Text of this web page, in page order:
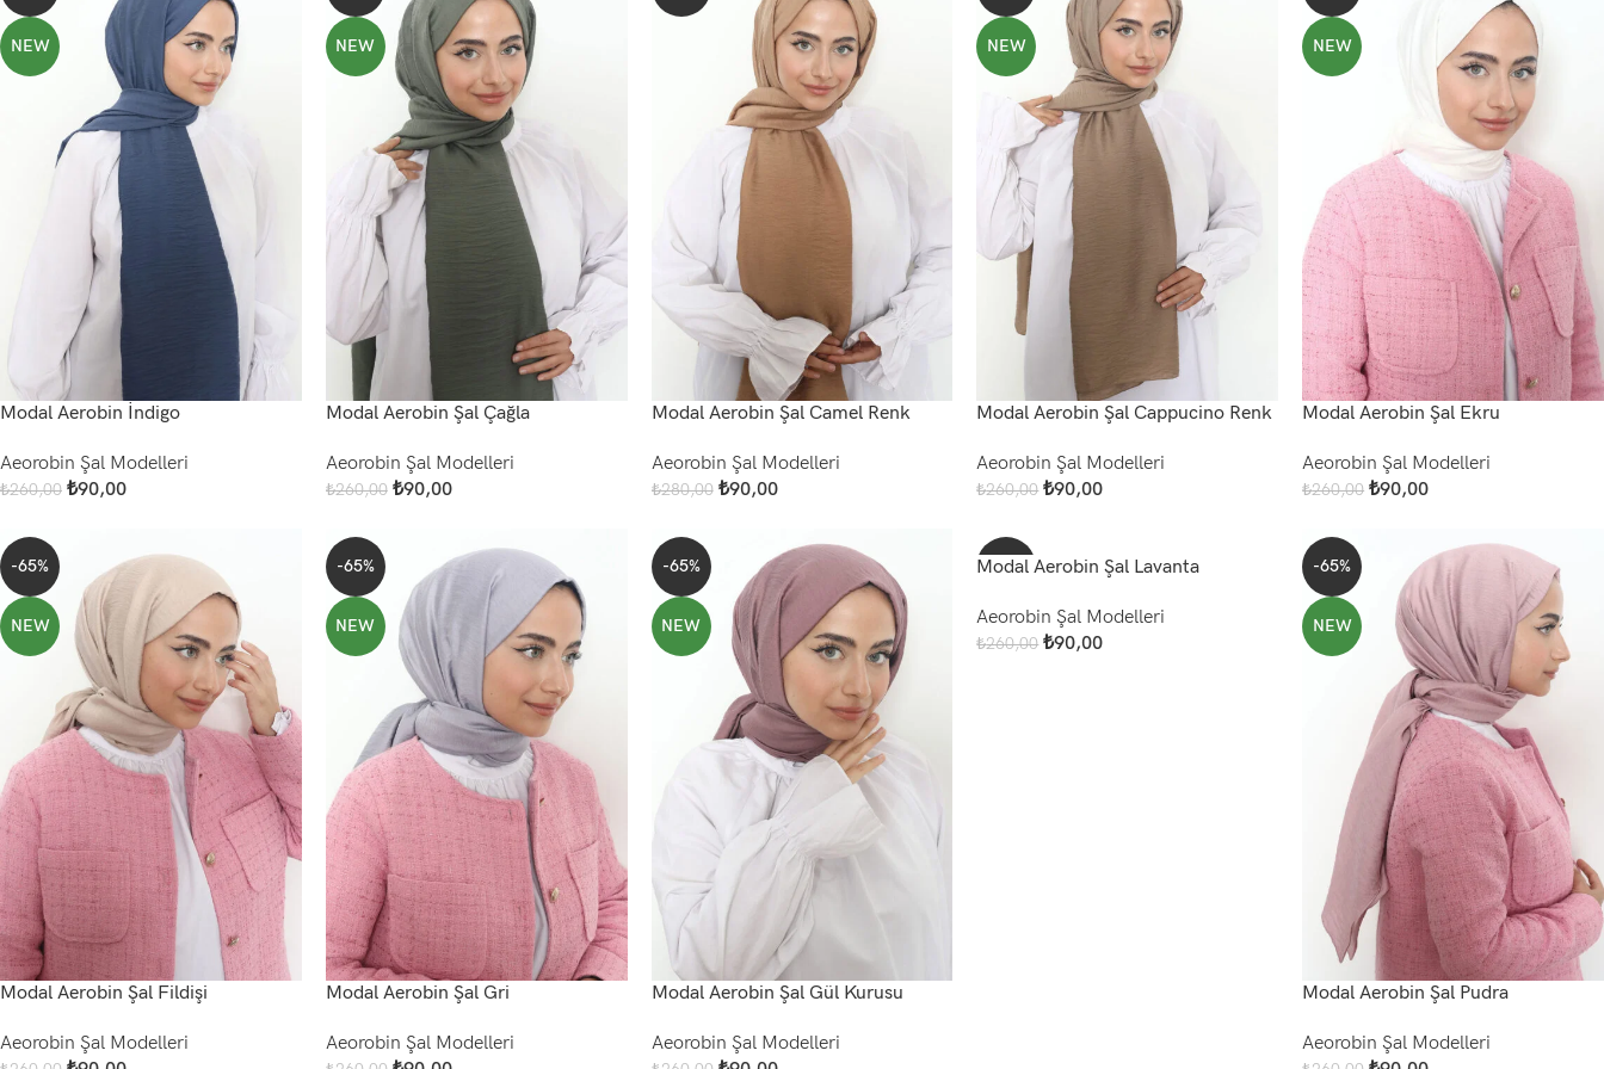
NEW
Modal Aerobin İndigo
Aeorobin Şal Modelleri
₺260,00 ₺90,00
NEW
Modal Aerobin Şal Çağla
Aeorobin Şal Modelleri
₺260,00 ₺90,00
Modal Aerobin Şal Camel Renk
Aeorobin Şal Modelleri
₺280,00 ₺90,00
NEW
Modal Aerobin Şal Cappucino Renk
Aeorobin Şal Modelleri
₺260,00 ₺90,00
NEW
Modal Aerobin Şal Ekru
Aeorobin Şal Modelleri
₺260,00 ₺90,00
-65%
NEW
Modal Aerobin Şal Fildişi
Aeorobin Şal Modelleri
-65%
NEW
Modal Aerobin Şal Gri
Aeorobin Şal Modelleri
-65%
NEW
Modal Aerobin Şal Gül Kurusu
Aeorobin Şal Modelleri
-65%
NEW
Modal Aerobin Şal Lavanta
Aeorobin Şal Modelleri
₺260,00 ₺90,00
-65%
NEW
Modal Aerobin Şal Pudra
Aeorobin Şal Modelleri